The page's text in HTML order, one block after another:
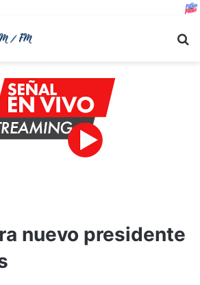
nuevo presidente